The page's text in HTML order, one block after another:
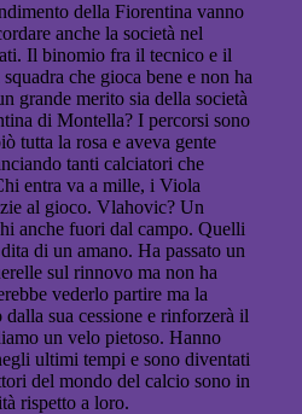
della Fiorentina vanno
anche la società nel
Il binomio fra il tecnico e il
che gioca bene e non ha
grande merito sia della società
di Montella? I percorsi sono
tutta la rosa e aveva gente
tanti calciatori che
entra va a mille, i Viola
al gioco. Vlahovic? Un
anche fuori dal campo. Quelli
di un amano. Ha passato un
sul rinnovo ma non ha
vederlo partire ma la
sua cessione e rinforzerà il
un velo pietoso. Hanno
ultimi tempi e sono diventati
del mondo del calcio sono in
rispetto a loro.